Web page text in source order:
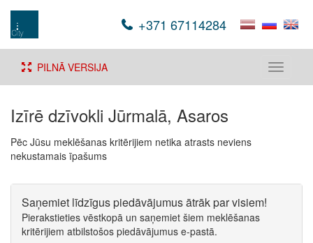
+371 67114284
Toggle
PILNĀ VERSIJA
Izīrē dzīvokli Jūrmalā, Asaros
Pēc Jūsu meklēšanas kritērijiem netika atrasts neviens
nekustamais īpašums
Saņemiet līdzīgus piedāvājumus ātrāk par visiem!
Pierakstieties vēstkopā un saņemiet šiem meklēšanas
kritērijiem atbilstošos piedāvājumus e-pastā.